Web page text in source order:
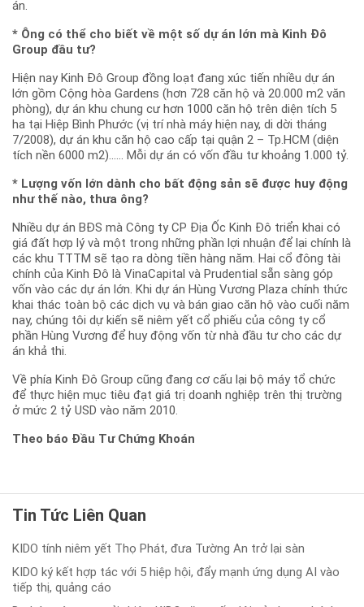
án.
* Ông có thể cho biết về một số dự án lớn mà Kinh Đô
Group đầu tư?
Hiện nay Kinh Đô Group đồng loạt đang xúc tiến nhiều dự án
lớn gồm Cộng hòa Gardens (hơn 728 căn hộ và 20.000 m2 văn
phòng), dự án khu chung cư hơn 1000 căn hộ trên diện tích 5
ha tại Hiệp Bình Phước (vị trí nhà máy hiện nay, di dời tháng
7/2008), dự án khu căn hộ cao cấp tại quận 2 – Tp.HCM (diện
tích nền 6000 m2)…… Mỗi dự án có vốn đầu tư khoảng 1.000 tỷ.
* Lượng vốn lớn dành cho bất động sản sẽ được huy động
như thế nào, thưa ông?
Nhiều dự án BĐS mà Công ty CP Địa Ốc Kinh Đô triển khai có
giá đất hợp lý và một trong những phần lợi nhuận để lại chính là
các khu TTTM sẽ tạo ra dòng tiền hàng năm. Hai cổ đông tài
chính của Kinh Đô là VinaCapital và Prudential sẵn sàng góp
vốn vào các dự án lớn. Khi dự án Hùng Vương Plaza chính thức
khai thác toàn bộ các dịch vụ và bán giao căn hộ vào cuối năm
nay, chúng tôi dự kiến sẽ niêm yết cổ phiếu của công ty cổ
phần Hùng Vương để huy động vốn từ nhà đầu tư cho các dự
án khả thi.
Về phía Kinh Đô Group cũng đang cơ cấu lại bộ máy tổ chức
để thực hiện mục tiêu đạt giá trị doanh nghiệp trên thị trường
ở mức 2 tỷ USD vào năm 2010.
Theo báo Đầu Tư Chứng Khoán
Tin Tức Liên Quan
KIDO tính niêm yết Thọ Phát, đưa Tường An trở lại sàn
KIDO ký kết hợp tác với 5 hiệp hội, đẩy mạnh ứng dụng AI vào
tiếp thị, quảng cáo